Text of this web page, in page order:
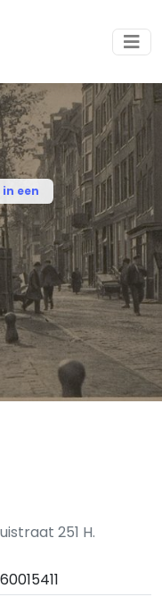
een
251 H.
60015411